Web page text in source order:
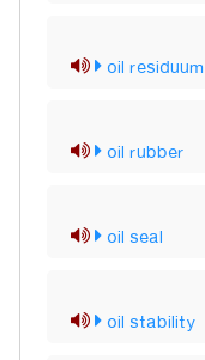
oil residuum
oil rubber
oil seal
oil stability